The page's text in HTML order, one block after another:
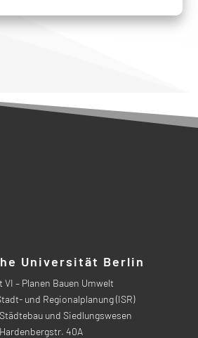
Universität Berlin
VI – Planen Bauen Umwelt
und Regionalplanung (ISR)
und Siedlungswesen
Hardenbergstr. 40A